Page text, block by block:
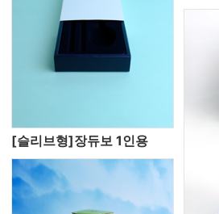
[슬리브형]장듀보 1인용